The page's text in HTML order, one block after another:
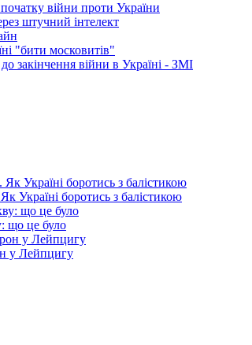
війни проти України
штучний інтелект
"бити московитів"
закінчення війни в Україні - ЗМІ
Україні боротись з балістикою
що це було
у Лейпцигу